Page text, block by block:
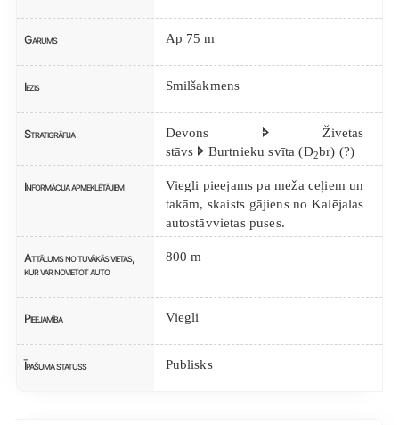
Garums Ap 75 m
Iezis Smilšakmens
Stratigrāfija
Devons 🢖 Živetas
stāvs 🢖 Burtnieku svīta (D2br) (?)
Informācija apmeklētājiem
Viegli pieejams pa meža ceļiem un
takām, skaists gājiens no Kalējalas
autostāvvietas puses.
Attālums no tuvākās vietas,
kur var novietot auto
800 m
Pieejamība Viegli
Īpašuma statuss Publisks